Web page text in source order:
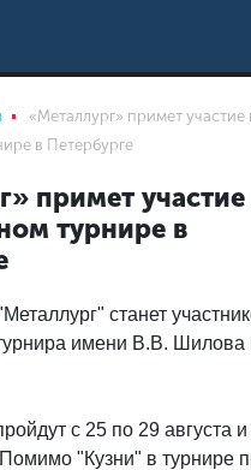
«Металлург» примет участие
в Петербурге
примет участие
турнире в
станет
имени В.В. Шилова
с 25 по 29 августа и
"Кузни" в турнире